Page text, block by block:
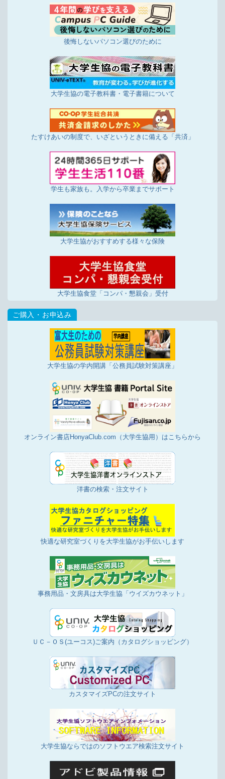
後悔しないパソコン選びのために
大学生協の電子教科書・電子書籍について
たすけあいの制度で、いざというときに備える「共済」
学生も家族も。入学から卒業までサポート
大学生協がおすすめする様々な保険
大学生協食堂「コンパ・懇親会」受付
大学生協の学内開講「公務員試験対策講座」
オンライン書店HonyaClub.com（大学生協用）はこちらから
洋書の検索・注文サイト
快適な研究室づくりを大学生協がお手伝いします
事務用品・文房具は大学生協「ウイズカウネット」
ＵＣ－ＯＳ(ユーコス)ご案内（カタログショッピング）
カスタマイズPCの注文サイト
大学生協ならではのソフトウエア検索注文サイト